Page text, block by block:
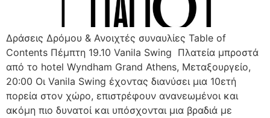
Δράσεις Δρόμου & Ανοιχτές συναυλίες Table of
Contents Πέμπτη 19.10 Vanila Swing Πλατεία μπροστά
από το hotel Wyndham Grand Athens, Μεταξουργείο,
20:00 Oι Vanila Swing έχοντας διανύσει μια 10ετή
πορεία στον χώρο, επιστρέφουν ανανεωμένοι και
ακόμη πιο δυνατοί και υπόσχονται μια βραδιά με